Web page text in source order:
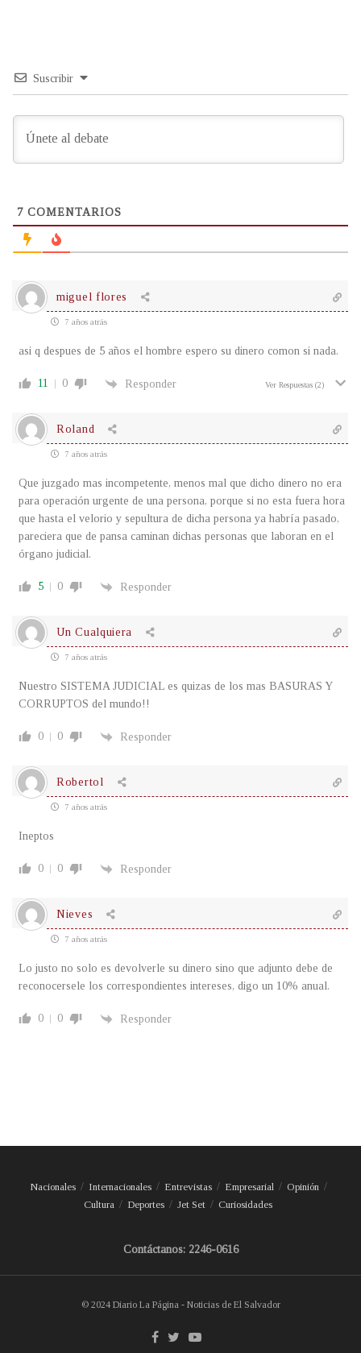
Suscribir
7 COMENTARIOS
miguel flores
7 años atrás
asi q despues de 5 años el hombre espero su dinero comon si nada.
11 0 Responder Ver Respuestas (2)
Roland
7 años atrás
Que juzgado mas incompetente, menos mal que dicho dinero no era
para operación urgente de una persona, porque si no esta fuera hora
que hasta el velorio y sepultura de dicha persona ya habría pasado,
pareciera que de pansa caminan dichas personas que laboran en el
órgano judicial.
5 0 Responder
Un Cualquiera
7 años atrás
Nuestro SISTEMA JUDICIAL es quizas de los mas BASURAS Y
CORRUPTOS del mundo!!
0 0 Responder
Robertol
7 años atrás
Ineptos
0 0 Responder
Nieves
7 años atrás
Lo justo no solo es devolverle su dinero sino que adjunto debe de
reconocersele los correspondientes intereses, digo un 10% anual.
0 0 Responder
Nacionales Internacionales Entrevistas Empresarial
Opinión
Cultura
Deportes Jet Set Curiosidades
Contáctanos: 2246-0616
© 2024 Diario La Página - Noticias de El Salvador